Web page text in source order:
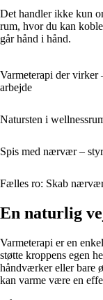
Det handler ikke kun
rum, hvor du kan
går hånd i hånd.
Varmeterapi der
arbejde
Natursten i
Spis med nærvær –
Fælles ro: Skab
En naturlig
Varmeterapi er en
støtte kroppens egen
håndværker eller bare
kan varme være en